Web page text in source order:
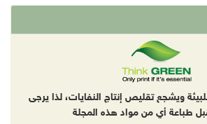
ويشجع تقليص إنتاج النفايات، لذا يرجى
طباعة أي من مواد هذه المجلة